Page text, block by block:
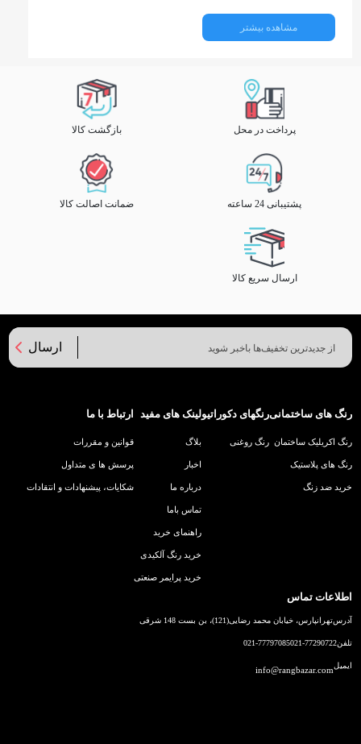
مشاهده بیشتر
پرداخت در محل بازگشت کالا
پشتیبانی 24 ساعته ضمانت اصالت کالا
ارسال سریع کالا
ارسال
رنگ های ساختمانی
رنگ اکریلیک ساختمان
رنگ های پلاستیک
خرید ضد زنگ
رنگهای دکوراتیو
رنگ روغنی
لینک های مفید
بلاگ
اخبار
درباره ما
تماس باما
راهنمای خرید
خرید رنگ آلکیدی
خرید پرایمر صنعتی
ارتباط با ما
قوانین و مقررات
پرسش ها ی متداول
شکایات، پیشنهادات و انتقادات
اطلاعات تماس
آدرستهرانپارس، خیابان محمد رضایی(121)، بن بست 148 شرقی
تلفن021-77290722
021-77797085
ایمیلinfo@rangbazar.com